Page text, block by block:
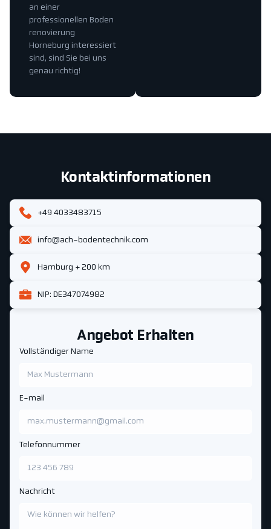
an einer
professionellen Boden
renovierung
Horneburg interessiert
sind, sind Sie bei uns
genau richtig!
Angebot Erhalten
Vollständiger Name
E-mail
Telefonnummer
Nachricht
Kontaktinformationen
+49 4033483715
info@ach-bodentechnik.com
Hamburg + 200 km
NIP: DE347074982